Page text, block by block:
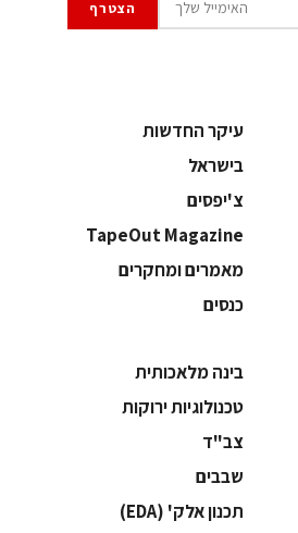
עיקר החדשות
בישראל
צ'יפסים
TapeOut Magazine
מאמרים ומחקרים
כנסים
בינה מלאכותית
‫טכנולוגיות ירוקות‬
‫צב"ד‬
‫שבבים‬
‫תכנון אלק' (‪(EDA‬‬